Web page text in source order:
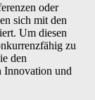
oder
sich mit den
Um diesen
zu
den
Innovation und